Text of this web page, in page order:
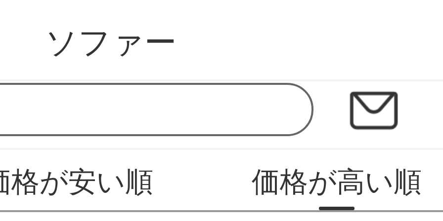
佐藤 工芸
ソファー
格が安い順 価格が高い順